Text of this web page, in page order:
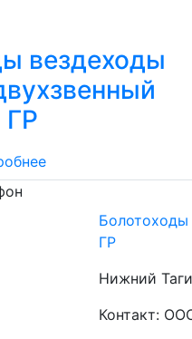
вездеходы
ГР
Нижний
Контакт: